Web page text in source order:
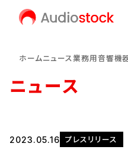
ホームニュース
ニュース
2023.05.16 プレスリリース